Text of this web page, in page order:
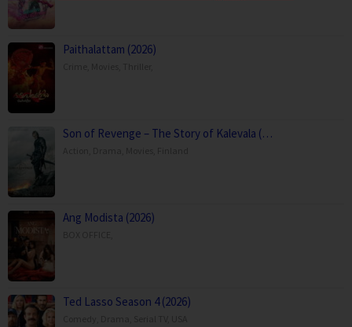
Paithalattam (2026)
Son of Revenge – The Story of Kalevala (…
Ang Modista (2026)
Ted Lasso Season 4 (2026)